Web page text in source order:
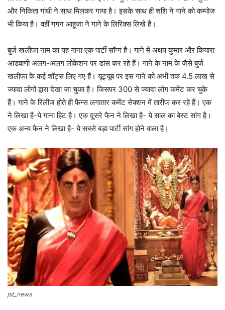
और निकिता गांधी ने साथ मिलकर गाया है। इसके साथ ही शशि ने गाने को कम्पोज
भी किया है। वहीं गगन आहूजा ने गाने के लिरिक्स लिखे हैं।
बुर्ज खलीफा नाम का यह गाना एक पार्टी सॉन्ग है। गाने में अक्षय कुमार और कियारा
आडवाणी अलग-अलग लोकेशन पर डांस कर रहे हैं। गाने के नाम के जैसे बुर्ज
खलीफा के कई शॉट्स लिए गए हैं। यूट्यूब पर इस गाने को अभी तक 4.5 लाख से
ज्यादा लोगों द्वारा देखा जा चुका है। जिसपर 300 से ज्यादा लोग कमेंट कर चुके
हैं। गाने के रिलीज होते ही फैन्स लगातार कमेंट सेक्शन में तारीफ कर रहे हैं। एक
ने लिखा है-ये गाना हिट है। एक दूसरे फैन ने लिखा है- ये साल का बेस्ट सांग है।
एक अन्य फैन ने लिखा है- ये सबसे बड़ा पार्टी सांग होने वाला है।
jst_news